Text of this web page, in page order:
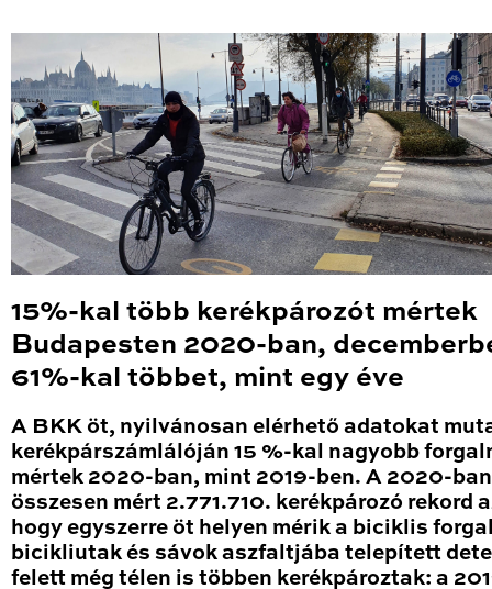
15%-kal több kerékpározót mértek
Budapesten 2020-ban,
61%-kal többet, mint egy éve
A BKK öt, nyilvánosan elérhető adatokat
kerékpárszámlálóján 15 %-kal nagyobb
mértek 2020-ban, mint 2019-ben. A 2020-ban
összesen mért 2.771.710. kerékpározó rekord
hogy egyszerre öt helyen mérik a biciklis
bicikliutak és sávok aszfaltjába telepített
felett még télen is többen kerékpároztak: a